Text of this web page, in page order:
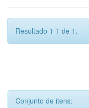
Resultado 1-1 de 1.
Conjunto de itens: